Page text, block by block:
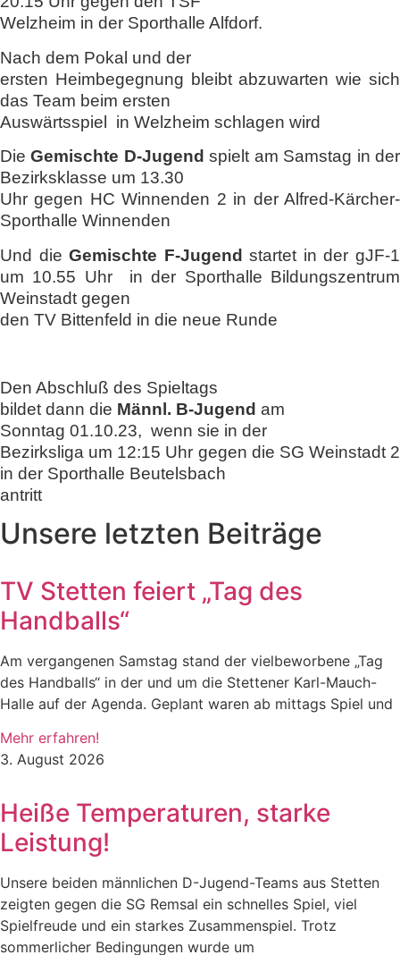
Welzheim in der Sporthalle Alfdorf.
Nach dem Pokal und der
ersten Heimbegegnung bleibt abzuwarten wie sich
das Team beim ersten
Auswärtsspiel in Welzheim schlagen wird
DieGemischte D-Jugend spielt am Samstag in der
Bezirksklasse um 13.30
Uhr gegen HC Winnenden 2 in der Alfred-Kärcher-
Sporthalle Winnenden
Und dieGemischte F-Jugend startet in der gJF-1
um 10.55 Uhr in der Sporthalle Bildungszentrum
Weinstadt gegen
den TV Bittenfeld in die neue Runde
Den Abschluß des Spieltags
bildet dann die Männl. B-Jugend am
Sonntag 01.10.23, wenn sie in der
Bezirksliga um 12:15 Uhr gegen die SG Weinstadt 2
in der Sporthalle Beutelsbach
antritt
Unsere letzten Beiträge
TV Stetten feiert „Tag des
Handballs“
Am vergangenen Samstag stand der vielbeworbene „Tag
des Handballs“ in der und um die Stettener Karl-Mauch-
Halle auf der Agenda. Geplant waren ab mittags Spiel und
Mehr erfahren!
3. August 2026
Heiße Temperaturen, starke
Leistung!
Unsere beiden männlichen D-Jugend-Teams aus Stetten
zeigten gegen die SG Remsal ein schnelles Spiel, viel
Spielfreude und ein starkes Zusammenspiel. Trotz
sommerlicher Bedingungen wurde um